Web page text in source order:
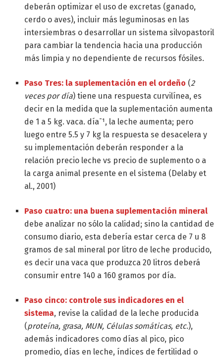
deberán optimizar el uso de excretas (ganado,
cerdo o aves), incluir más leguminosas en las
intersiembras o desarrollar un sistema silvopastoril
para cambiar la tendencia hacia una producción
más limpia y no dependiente de recursos fósiles.
Paso Tres: la suplementación en el ordeño (2
veces por día) tiene una respuesta curvilínea, es
decir en la medida que la suplementación aumenta
de 1 a 5 kg. vaca. día¯¹, la leche aumenta; pero
luego entre 5.5 y 7 kg la respuesta se desacelera y
su implementación deberán responder a la
relación precio leche vs precio de suplemento o a
la carga animal presente en el sistema (Delaby et
al., 2001)
Paso cuatro: una buena suplementación mineral
debe analizar no sólo la calidad; sino la cantidad de
consumo diario, esta debería estar cerca de 7 u 8
gramos de sal mineral por litro de leche producido,
es decir una vaca que produzca 20 litros deberá
consumir entre 140 a 160 gramos por día.
Paso cinco: controle sus indicadores en el
sistema, revise la calidad de la leche producida
(proteína, grasa, MUN, Células somáticas, etc.),
además indicadores como días al pico, pico
promedio, días en leche, índices de fertilidad o